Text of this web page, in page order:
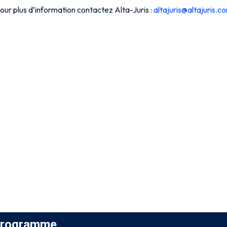
plus d’information contactez Alta-Juris :